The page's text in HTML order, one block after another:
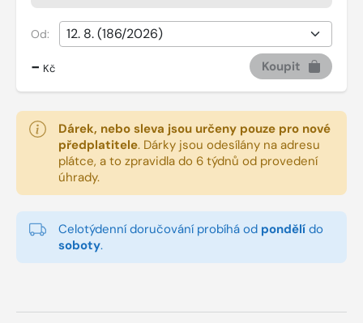
Od:
- Kč Koupit
Dárek, nebo sleva jsou určeny pouze pro nové
předplatitele. Dárky jsou odesílány na adresu
plátce, a to zpravidla do 6 týdnů od provedení
úhrady.
Celotýdenní doručování probíhá od pondělí do
soboty.